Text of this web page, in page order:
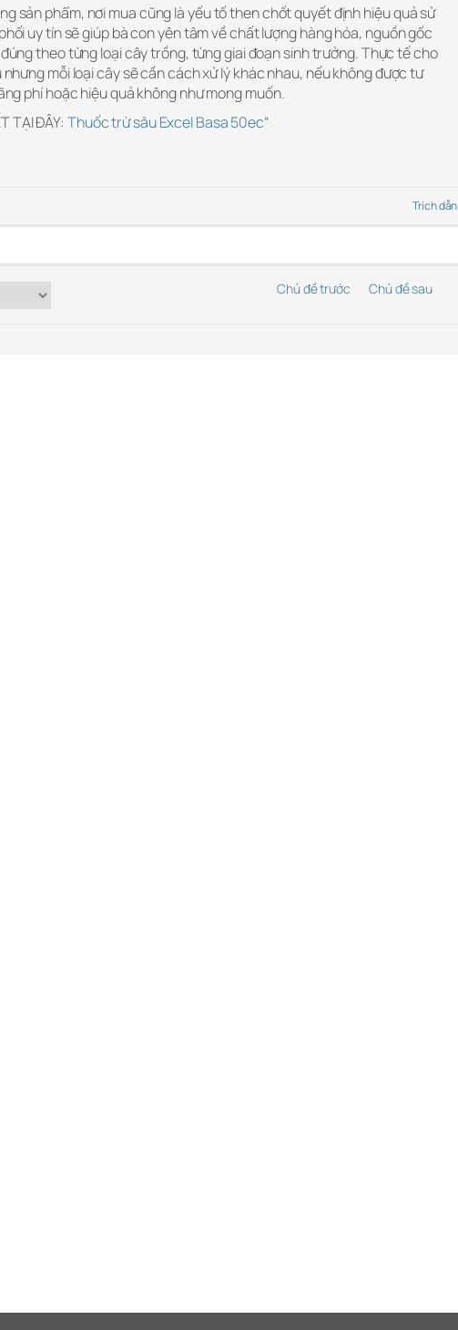
sản phẩm, nơi mua cũng là yếu tố then chốt quyết định hiệu quả sử
uy tín sẽ giúp bà con yên tâm về chất lượng hàng hóa, nguồn gốc
theo từng loại cây trồng, từng giai đoạn sinh trưởng. Thực tế cho
mỗi loại cây sẽ cần cách xử lý khác nhau, nếu không được tư
phí hoặc hiệu quả không như mong muốn.
TẠI ĐÂY: Thuốc trừ sâu Excel Basa 50ec“
Trích dẫn
Chủ đề trước Chủ đề sau